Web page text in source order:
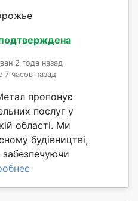
2 года назад
7 часов назад
пропонує
послуг у
області. Ми
будівництві,
забезпечуючи